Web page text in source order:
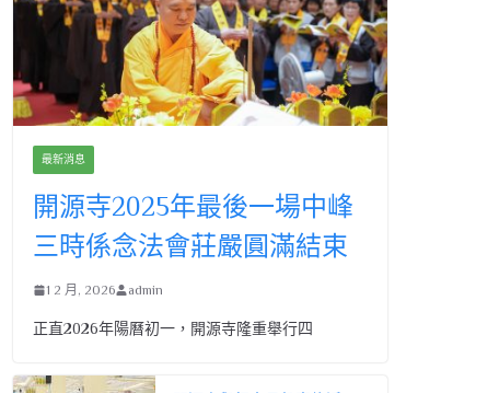
最新消息
開源寺2025年最後一場中峰
三時係念法會莊嚴圓滿結束
1 2 月, 2026 admin
正直2026年陽曆初一，開源寺隆重舉行四